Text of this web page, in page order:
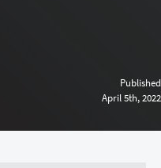
Published
April 5th, 2022